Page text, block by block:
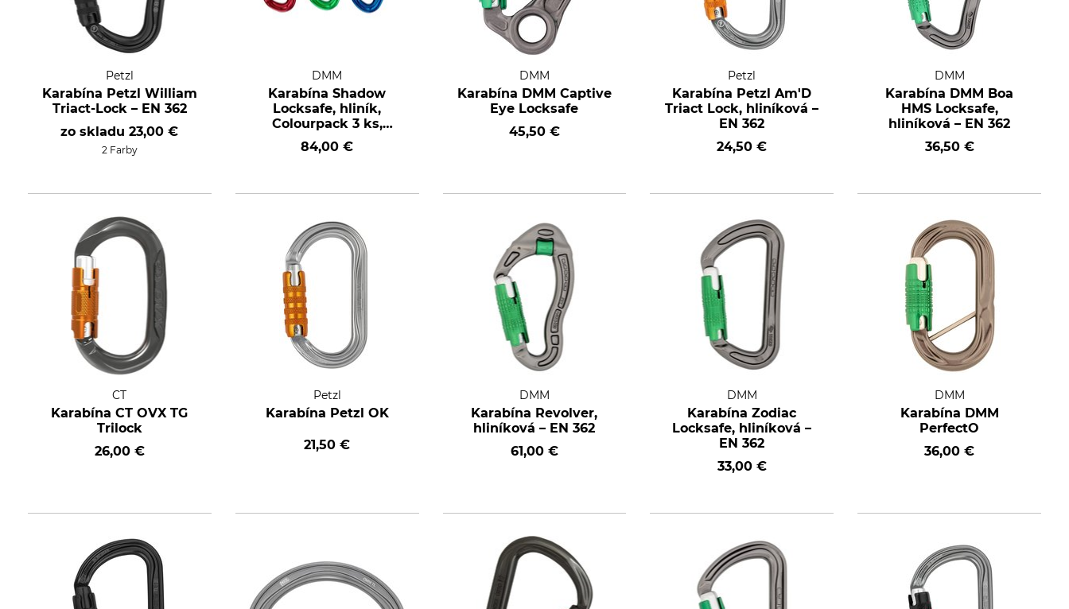
Petzl
Karabína Petzl William
Triact-Lock – EN 362
zo skladu23,00 €
2 Farby
DMM
Karabína Shadow
Locksafe, hliník,
Colourpack 3 ks,
modrá/červená/zelená
84,00 €
DMM
Karabína DMM Captive
Eye Locksafe
45,50 €
Petzl
Karabína Petzl Am'D
Triact Lock, hliníková –
EN 362
24,50 €
DMM
Karabína DMM Boa
HMS Locksafe,
hliníková – EN 362
36,50 €
CT
Karabína CT OVX TG
Trilock
26,00 €
Petzl
Karabína Petzl OK
21,50 €
DMM
Karabína Revolver,
hliníková – EN 362
61,00 €
DMM
Karabína Zodiac
Locksafe, hliníková –
EN 362
33,00 €
DMM
Karabína DMM
PerfectO
36,00 €